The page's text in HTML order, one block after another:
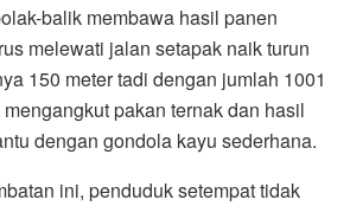
balik membawa hasil panen
melewati jalan setapak naik turun
150 meter tadi dengan jumlah 1001
pakan ternak dan hasil
dengan gondola kayu sederhana.
ini, penduduk setempat tidak